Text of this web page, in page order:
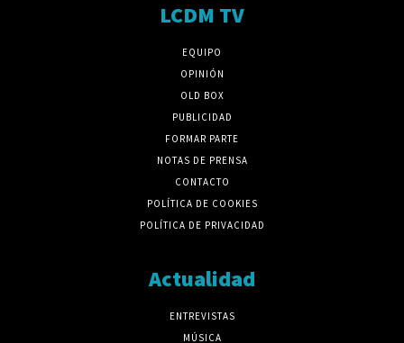
LCDM TV
EQUIPO
OPINIÓN
OLD BOX
PUBLICIDAD
FORMAR PARTE
NOTAS DE PRENSA
CONTACTO
POLÍTICA DE COOKIES
POLÍTICA DE PRIVACIDAD
Actualidad
ENTREVISTAS
MÚSICA